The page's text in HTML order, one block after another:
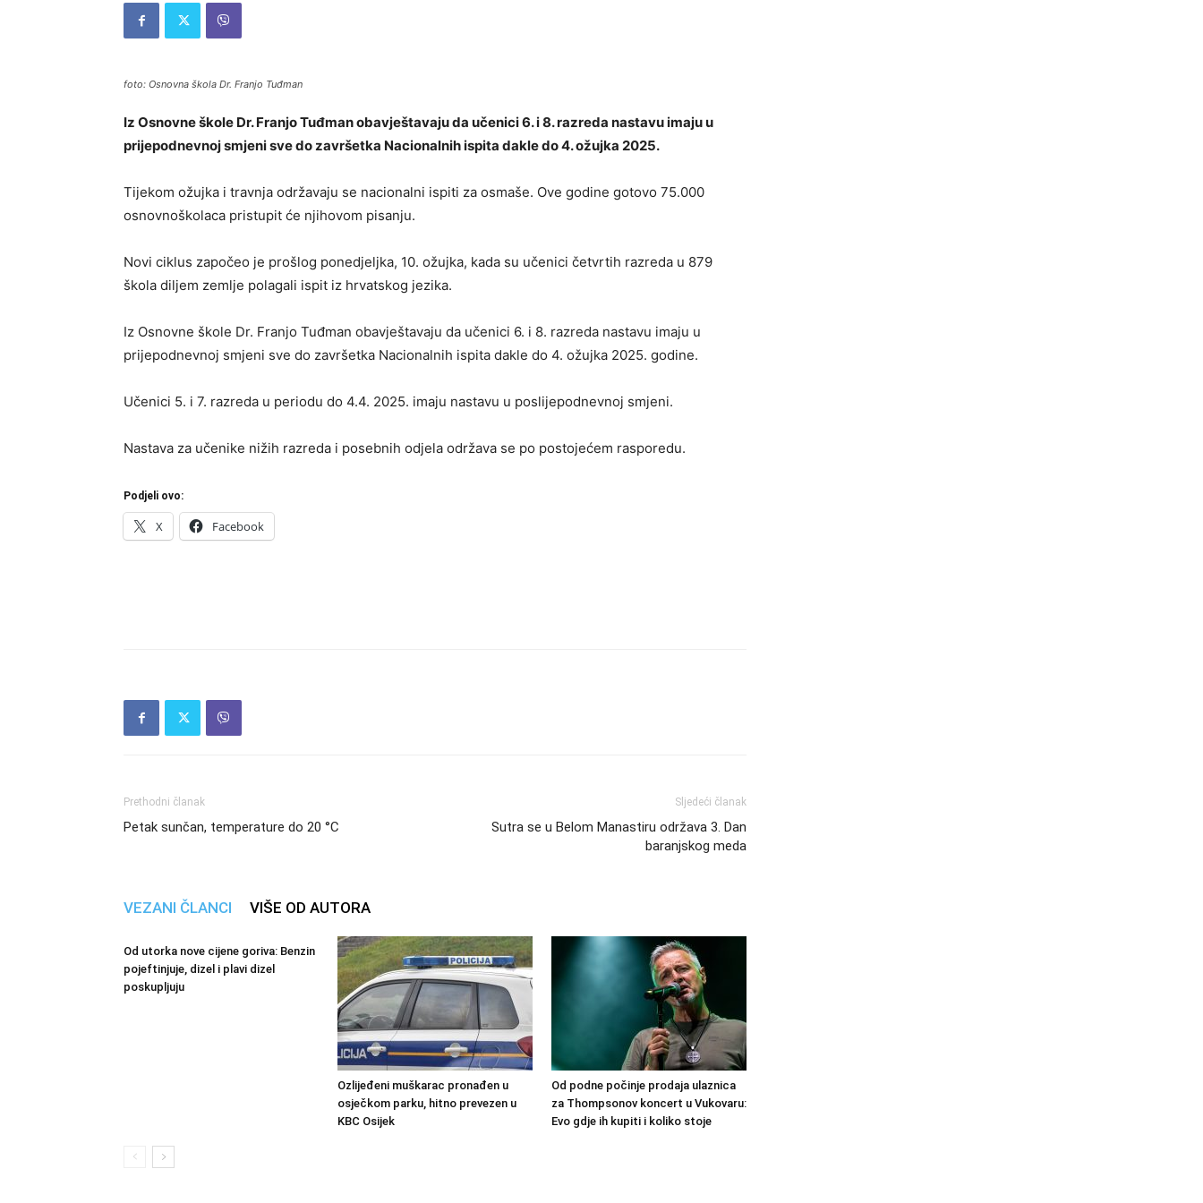
foto: Osnovna škola Dr. Franjo Tuđman
Iz Osnovne škole Dr. Franjo Tuđman obavještavaju da učenici 6. i 8. razreda nastavu imaju u
prijepodnevnoj smjeni sve do završetka Nacionalnih ispita dakle do 4. ožujka 2025.
Tijekom ožujka i travnja održavaju se nacionalni ispiti za osmaše. Ove godine gotovo 75.000
osnovnoškolaca pristupit će njihovom pisanju.
Novi ciklus započeo je prošlog ponedjeljka, 10. ožujka, kada su učenici četvrtih razreda u 879
škola diljem zemlje polagali ispit iz hrvatskog jezika.
Iz Osnovne škole Dr. Franjo Tuđman obavještavaju da učenici 6. i 8. razreda nastavu imaju u
prijepodnevnoj smjeni sve do završetka Nacionalnih ispita dakle do 4. ožujka 2025. godine.
Učenici 5. i 7. razreda u periodu do 4.4. 2025. imaju nastavu u poslijepodnevnoj smjeni.
Nastava za učenike nižih razreda i posebnih odjela održava se po postojećem rasporedu.
Podjeli ovo:
X Facebook
Prethodni članak
Petak sunčan, temperature do 20 °C
Sljedeći članak
Sutra se u Belom Manastiru održava 3. Dan
baranjskog meda
VEZANI ČLANCI VIŠE OD AUTORA
Od utorka nove cijene goriva: Benzin
pojeftinjuje, dizel i plavi dizel
poskupljuju
Ozlijeđeni muškarac pronađen u
osječkom parku, hitno prevezen u
KBC Osijek
Od podne počinje prodaja ulaznica
za Thompsonov koncert u Vukovaru:
Evo gdje ih kupiti i koliko stoje